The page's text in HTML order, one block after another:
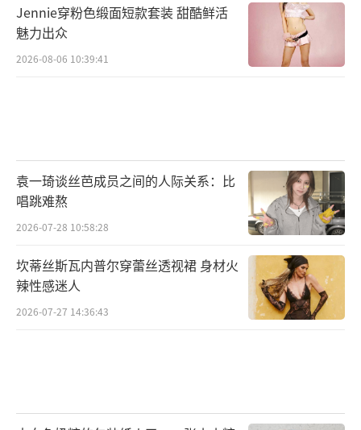
Jennie穿粉色缎面短款套装 甜酷鲜活
魅力出众
2026-08-06 10:39:41
袁一琦谈丝芭成员之间的人际关系：比
唱跳难熬
2026-07-28 10:58:28
坎蒂丝斯瓦内普尔穿蕾丝透视裙 身材火
辣性感迷人
2026-07-27 14:36:43